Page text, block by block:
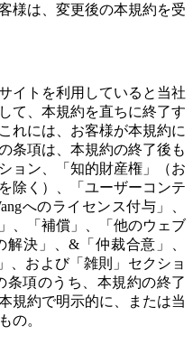
様は、変更後の本規約を受
イトを利用していると当社
て、本規約を直ちに終了す
れには、お客様が本規約に
条項は、本規約の終了後も
ョン、
「知的財産権」（お
除く）、「ユーザーコンテ
へのライセンス付与」
、「補償」、「他のウェブ
決」、&「仲裁合意」
、および「雑則」セクショ
条項のうち、本規約の終了
規約で明示的に、または当
の。